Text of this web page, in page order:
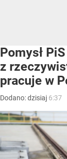
Pomysł
z
pracuje w
Dodano:dzisiaj 6:37